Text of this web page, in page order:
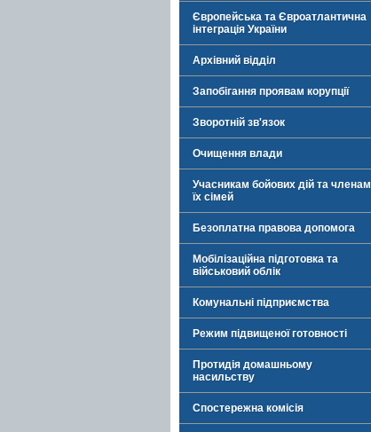
Європейська та Євроатлантична
інтеграція України
Архівний відділ
Запобігання проявам корупції
Зворотній зв'язок
Очищення влади
Учасникам бойових дій та членам
їх сімей
Безоплатна правова допомога
Мобілізаційна підготовка та
військовий облік
Комунальні підприємства
Режим підвищеної готовності
Протидія домашньому
насильству
Спостережна комісія